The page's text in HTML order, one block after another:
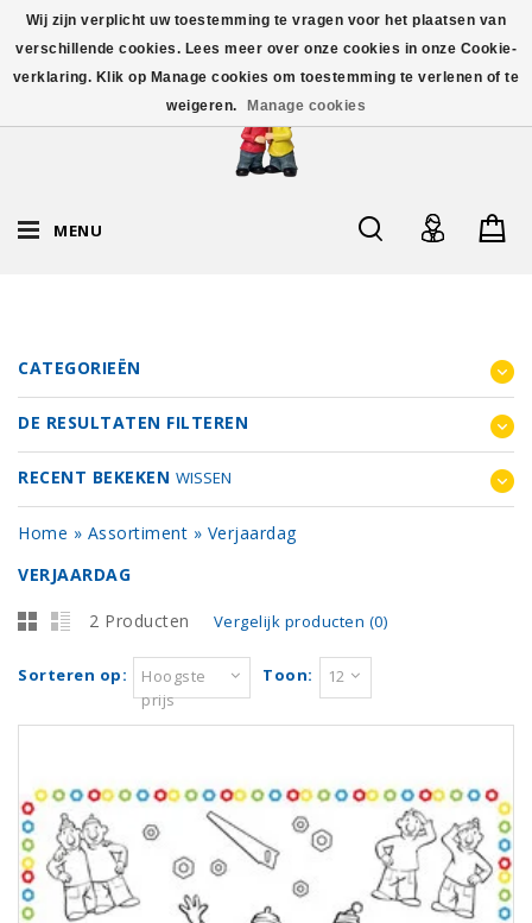
MENU
CATEGORIEËN
DE RESULTATEN FILTEREN
RECENT BEKEKEN WISSEN
Home » Assortiment » Verjaardag
VERJAARDAG
2 Producten Vergelijk producten (0)
Sorteren op:
Hoogste
prijs
Toon: 12
Wij zijn verplicht uw toestemming te vragen voor het plaatsen van
verschillende cookies. Lees meer over onze cookies in onze Cookie-
verklaring. Klik op Manage cookies om toestemming te verlenen of te
weigeren.
Manage cookies